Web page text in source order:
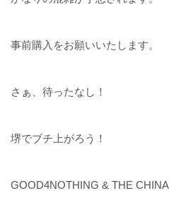
事前購入をお願いいたします。
さぁ、待ったなし！
堺でブチ上がろう！
GOOD4NOTHING & THE